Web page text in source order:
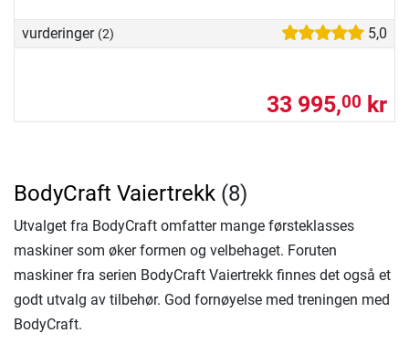
vurderinger (2) 5,0
33 995,00 kr
BodyCraft Vaiertrekk (8)
Utvalget fra BodyCraft omfatter mange førsteklasses
maskiner som øker formen og velbehaget. Foruten
maskiner fra serien BodyCraft Vaiertrekk finnes det også et
godt utvalg av tilbehør. God fornøyelse med treningen med
BodyCraft.